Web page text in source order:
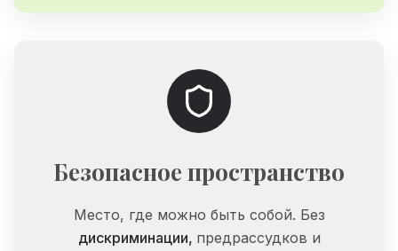
Безопасное пространство
Место, где можно быть собой. Без
дискриминации, предрассудков и